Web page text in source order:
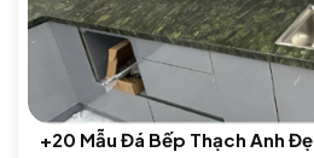
+20 Mẫu Đá Bếp Thạch Anh